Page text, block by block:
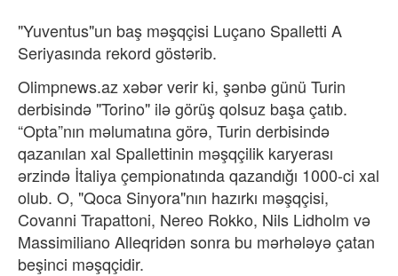
"Yuventus"un baş məşqçisi Luçano Spalletti A
Seriyasında rekord göstərib.
Olimpnews.az xəbər verir ki, şənbə günü Turin
derbisində "Torino" ilə görüş qolsuz başa çatıb.
“Opta”nın məlumatına görə, Turin derbisində
qazanılan xal Spallettinin məşqçilik karyerası
ərzində İtaliya çempionatında qazandığı 1000-ci xal
olub. O, "Qoca Sinyora"nın hazırkı məşqçisi,
Covanni Trapattoni, Nereo Rokko, Nils Lidholm və
Massimiliano Alleqridən sonra bu mərhələyə çatan
beşinci məşqçidir.